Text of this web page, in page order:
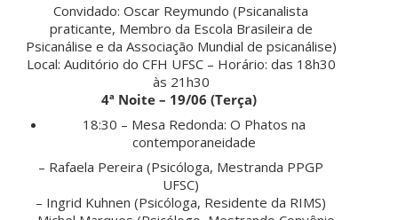
Convidado: Oscar Reymundo (Psicanalista
praticante, Membro da Escola Brasileira de
Psicanálise e da Associação Mundial de psicanálise)
Local: Auditório do CFH UFSC – Horário: das 18h30
às 21h30
4ª Noite – 19/06 (Terça)
18:30 – Mesa Redonda: O Phatos na
contemporaneidade
– Rafaela Pereira (Psicóloga, Mestranda PPGP
UFSC)
– Ingrid Kuhnen (Psicóloga, Residente da RIMS)